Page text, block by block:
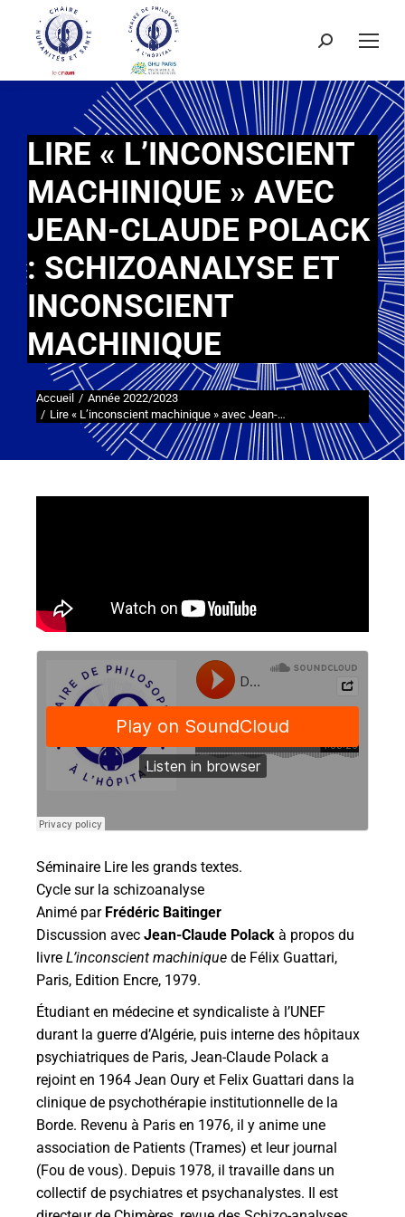
LIRE « L’INCONSCIENT
MACHINIQUE » AVEC
JEAN-CLAUDE POLACK
: SCHIZOANALYSE ET
INCONSCIENT
MACHINIQUE
Vous êtes ici :
Accueil
Année 2022/2023
Lire « L’inconscient machinique » avec Jean-…
Séminaire Lire les grands textes.
Cycle sur la schizoanalyse
Animé par Frédéric Baitinger
Discussion avec Jean-Claude Polack à propos du
livre L’inconscient machinique de Félix Guattari,
Paris, Edition Encre, 1979.
Étudiant en médecine et syndicaliste à l’UNEF
durant la guerre d’Algérie, puis interne des hôpitaux
psychiatriques de Paris, Jean-Claude Polack a
rejoint en 1964 Jean Oury et Felix Guattari dans la
clinique de psychothérapie institutionnelle de la
Borde. Revenu à Paris en 1976, il y anime une
association de Patients (Trames) et leur journal
(Fou de vous). Depuis 1978, il travaille dans un
collectif de psychiatres et psychanalystes. Il est